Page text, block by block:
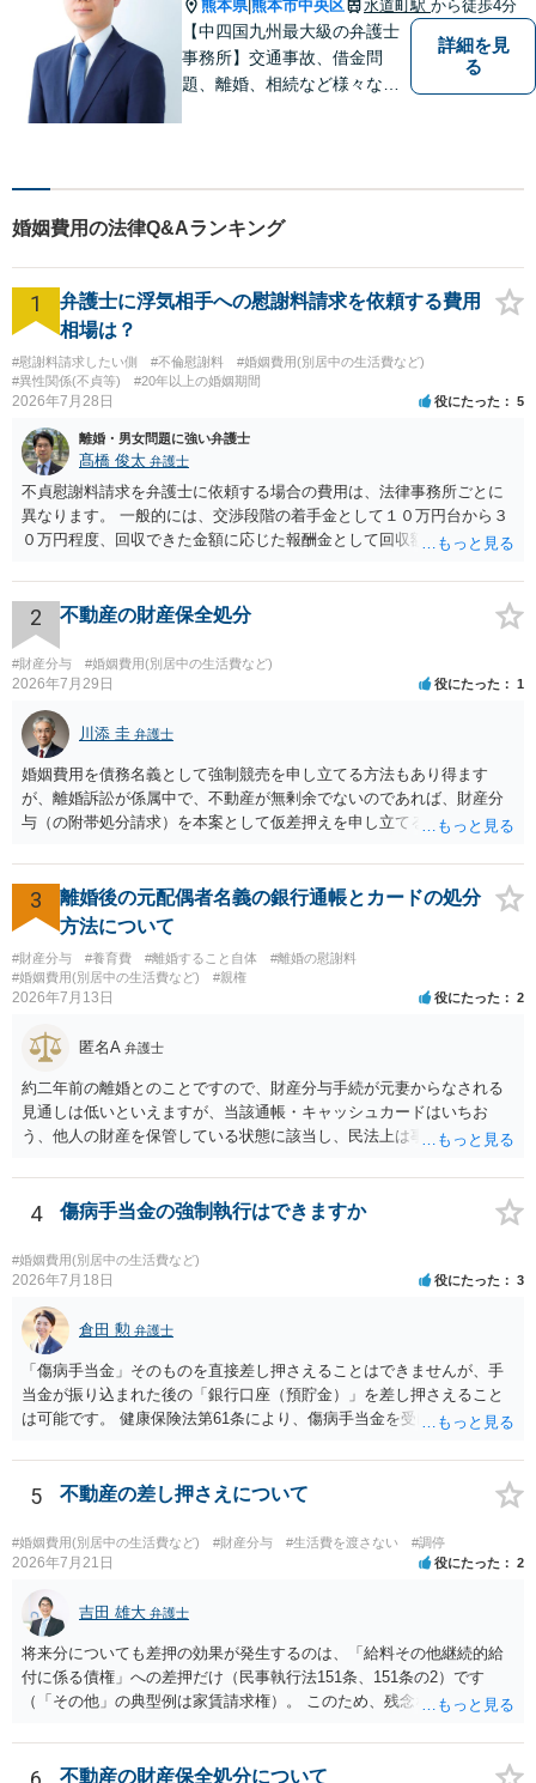
熊本県|熊本市中央区 水道町駅 から徒歩4分
【中四国九州最大級の弁護士
事務所】交通事故、借金問
題、離婚、相続など様々な問
い！
詳細を見
る
婚姻費用の法律Q&Aランキング
1
弁護士に浮気相手への慰謝料請求を依頼する費用
相場は？
#慰謝料請求したい側 #不倫慰謝料
#婚姻費用(別居中の生活費など)
#異性関係(不貞等)
#20年以上の婚姻期間
2026年7月28日 役にたった 5
離婚・男女問題に強い弁護士
髙橋 俊太 弁護士
不貞慰謝料請求を弁護士に依頼する場合の費用は、法律事務所ごとに
異なります。 一般的には、交渉段階の着手金として１０万円台から３
０万円程度、回収できた金額に応じた報酬金として回収額の１０％か
には、追加着手金や日当、実費が発生することもあります。 もっと
も、証拠が十分にあるか、相手方の住所・勤務先が分かるか、慰謝料
額、離婚の有無、交渉で終わるか訴訟まで見込むかによって、費用は
変わり得ます。依頼前に、交渉だけの場合、訴訟になった場合、回収
できなかった場合の費用を確認しておくとよいでしょう。 弁護士選び
では、不貞慰謝料案件の経験が相応にあるか、費用体系が明確か、見
通しを過度に楽観的に言い過ぎないか、質問に具体的に答えてくれる
か、連絡方法（メール、電話、弁護士直接か事務局員を介するかな
ど）や対応スピードが合うかを確認するとよいと思います。いずれに
しましても、弁護士への相談・依頼にあたっては、証拠資料、夫と相
手方の関係、相手方の氏名・住所等、夫婦関係への影響、離婚予定の
2 不動産の財産保全処分
#財産分与 #婚姻費用(別居中の生活費など)
2026年7月29日 役にたった 1
川添 圭 弁護士
婚姻費用を債務名義として強制競売を申し立てる方法もあり得ます
が、離婚訴訟が係属中で、不動産が無剰余でないのであれば、財産分
与（の附帯処分請求）を本案として仮差押えを申し立てる（法的には
えられます。弁護士へ依頼しているのであれば、担当弁護士とよく相
談してください。
3
離婚後の元配偶者名義の銀行通帳とカードの処分
方法について
#財産分与 #養育費 #離婚すること自体
#離婚の慰謝料
#婚姻費用(別居中の生活費など)
#親権
2026年7月13日 役にたった 2
匿名A 弁護士
約二年前の離婚とのことですので、財産分与手続が元妻からなされる
見通しは低いといえますが、当該通帳・キャッシュカードはいちお
う、他人の財産を保管している状態に該当し、民法上は事務管理（597
えにくくとも、表だってのお答えとしては元妻の了解なく処分するこ
とはできないというお答えになってしまいます。
4 傷病手当金の強制執行はできますか
#婚姻費用(別居中の生活費など)
2026年7月18日 役にたった 3
倉田 勲 弁護士
「傷病手当金」そのものを直接差し押さえることはできませんが、手
当金が振り込まれた後の「銀行口座（預貯金）」を差し押さえること
は可能です。 健康保険法第61条により、傷病手当金を受け取る権利は
った扶養義務に基づく特別な請求であっても、健康保険組合や協会け
んぽに対して「夫に支払われる予定の傷病手当金をこちらに回してほ
しい」と直接差し押さえることは法律上できません。 一方で指定口座
に振り込まれた（着金した）瞬間、それは手当金ではなく「預金債
権」という扱いになります。 裁判所を介して銀行口座に対して差押命
のかを区別しません。そのため、口座に残高があれば差し押さえるこ
とができます。
5 不動産の差し押さえについて
#婚姻費用(別居中の生活費など) #財産分与 #生活費を渡さない #調停
2026年7月21日 役にたった 2
吉田 雄大 弁護士
将来分についても差押の効果が発生するのは、「給料その他継続的給
付に係る債権」への差押だけ（民事執行法151条、151条の2）です
（「その他」の典型例は家賃請求権）。 このため、残念ながらお答え
のみが配当の対象です。
不動産の財産保全処分について